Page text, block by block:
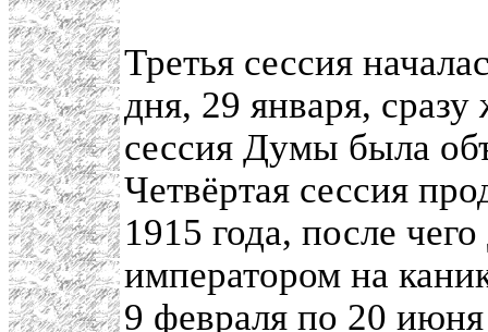
Третья сессия
дня, 29 января,
сессия Думы была
Четвёртая сессия
1915 года, после
императором на
9 февраля по 20 июня